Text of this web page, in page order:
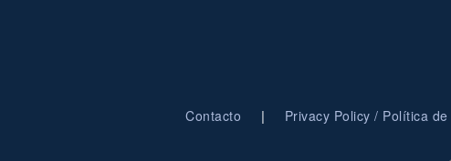
Contacto | Privacy Policy / Política